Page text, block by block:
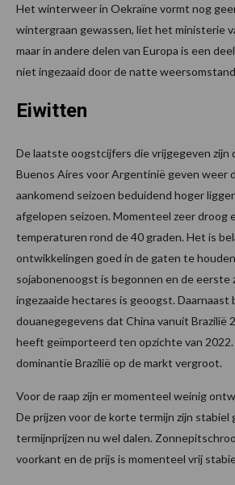
Het winterweer in Oekraïne vormt nog
wintergraan gewassen, liet het ministerie
maar in andere delen van Europa is een
niet ingezaaid door de natte
Eiwitten
De laatste oogstcijfers die vrijgegeven zijn
Buenos Aires voor Argentinië geven weer
aankomend seizoen beduidend hoger
afgelopen seizoen. Momenteel zeer droog
temperaturen rond de 40 graden. Het is
ontwikkelingen goed in de gaten te
sojabonenoogst is begonnen en de eerste
ingezaaide hectares is geoogst. Daarnaast
douanegegevens dat China vanuit Brazilië
heeft geïmporteerd ten opzichte van
dominantie Brazilië op de markt vergroot.
Voor de raap zijn er momenteel weinig
De prijzen voor de korte termijn zijn stabiel
termijnprijzen nu wel dalen.
voorkant en de prijs is momenteel vrij